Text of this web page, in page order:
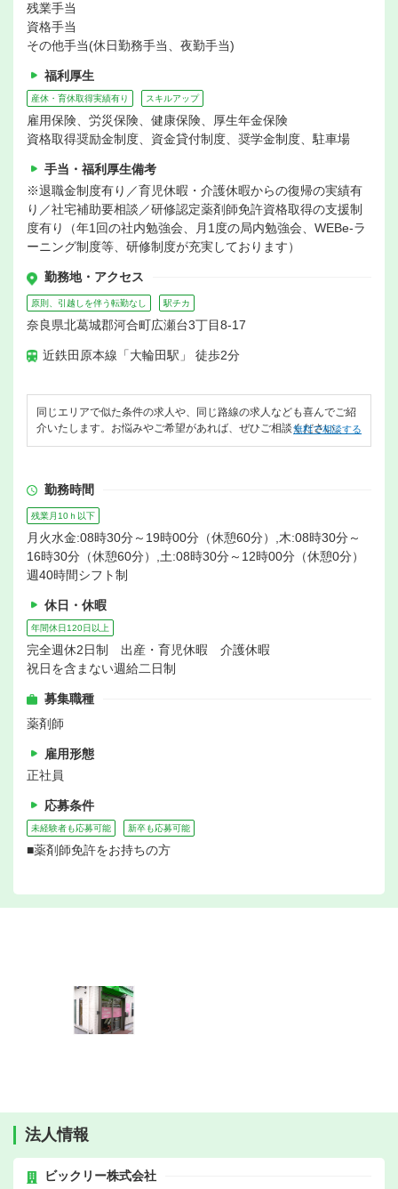
残業手当
資格手当
その他手当(休日勤務手当、夜勤手当)
福利厚生
産休・育休取得実績有り スキルアップ
雇用保険、労災保険、健康保険、厚生年金保険
資格取得奨励金制度、資金貸付制度、奨学金制度、駐車場
手当・福利厚生備考
※退職金制度有り／育児休暇・介護休暇からの復帰の実績有
り／社宅補助要相談／研修認定薬剤師免許資格取得の支援制
度有り（年1回の社内勉強会、月1度の局内勉強会、WEBe-ラ
ーニング制度等、研修制度が充実しております）
勤務地・アクセス
原則、引越しを伴う転勤なし 駅チカ
奈良県北葛城郡河合町広瀬台3丁目8-17
近鉄田原本線「大輪田駅」 徒歩2分
同じエリアで似た条件の求人や、同じ路線の求人なども喜んでご紹
介いたします。お悩みやご希望があれば、ぜひご相談ください。
無料で相談する
勤務時間
残業月10ｈ以下
月火水金:08時30分～19時00分（休憩60分）,木:08時30分～
16時30分（休憩60分）,土:08時30分～12時00分（休憩0分）
週40時間シフト制
休日・休暇
年間休日120日以上
完全週休2日制 出産・育児休暇 介護休暇
祝日を含まない週給二日制
募集職種
薬剤師
雇用形態
正社員
応募条件
未経験者も応募可能 新卒も応募可能
■薬剤師免許をお持ちの方
法人情報
ビックリー株式会社